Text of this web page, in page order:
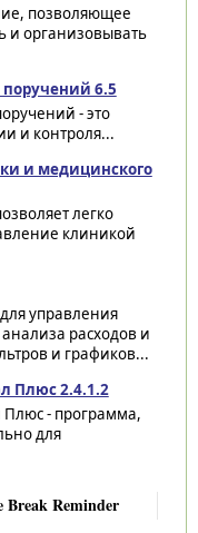
позволяющее
и организовывать
6.5
- это
и контроля...
и медицинского
легко
клиникой
управления
расходов и
и графиков...
Плюс 2.4.1.2
Плюс - программа,
для
Reminder